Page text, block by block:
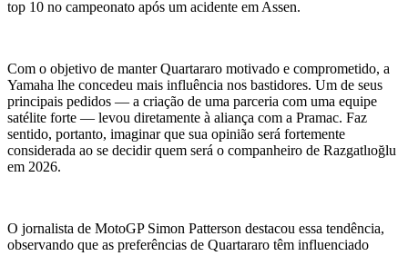
top 10 no campeonato após um acidente em Assen.
Com o objetivo de manter Quartararo motivado e comprometido, a
Yamaha lhe concedeu mais influência nos bastidores. Um de seus
principais pedidos — a criação de uma parceria com uma equipe
satélite forte — levou diretamente à aliança com a Pramac. Faz
sentido, portanto, imaginar que sua opinião será fortemente
considerada ao se decidir quem será o companheiro de Razgatlıoğlu
em 2026.
O jornalista de MotoGP Simon Patterson destacou essa tendência,
observando que as preferências de Quartararo têm influenciado